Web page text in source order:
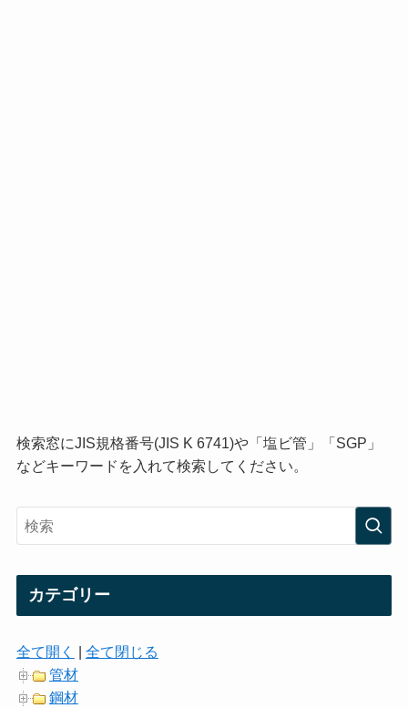
検索窓にJIS規格番号(JIS K 6741)や「塩ビ管」「SGP」
などキーワードを入れて検索してください。
カテゴリー
全て開く
全て閉じる
管材
鋼材